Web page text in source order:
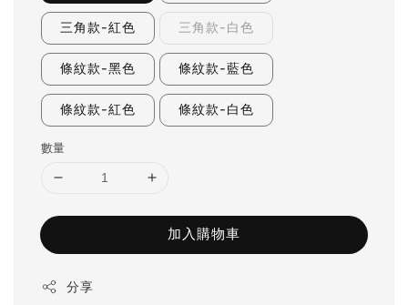
三角款-紅色 三角款-白色
條紋款-黑色 條紋款-藍色
條紋款-紅色 條紋款-白色
數量
加入購物車
分享